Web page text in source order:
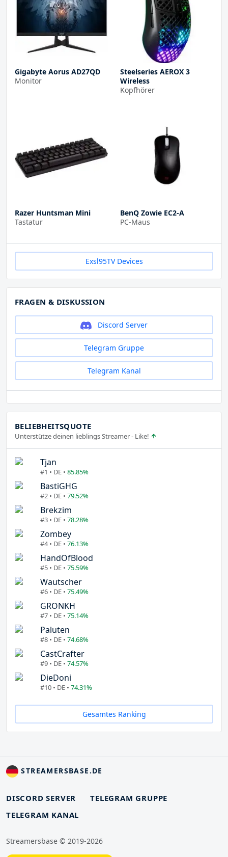
Gigabyte Aorus AD27QD
Monitor
Steelseries AEROX 3
Wireless
Kopfhörer
Razer Huntsman Mini
Tastatur
BenQ Zowie EC2-A
PC-Maus
Exsl95TV Devices
FRAGEN & DISKUSSION
Discord Server
Telegram Gruppe
Telegram Kanal
BELIEBHEITSQUOTE
Unterstütze deinen lieblings Streamer - Like!
Tjan
#1 • DE • 85.85%
BastiGHG
#2 • DE • 79.52%
Brekzim
#3 • DE • 78.28%
Zombey
#4 • DE • 76.13%
HandOfBlood
#5 • DE • 75.59%
Wautscher
#6 • DE • 75.49%
GRONKH
#7 • DE • 75.14%
Paluten
#8 • DE • 74.68%
CastCrafter
#9 • DE • 74.57%
DieDoni
#10 • DE • 74.31%
Gesamtes Ranking
STREAMERSBASE.DE
DISCORD SERVER
TELEGRAM GRUPPE
TELEGRAM KANAL
Streamersbase © 2019-2026